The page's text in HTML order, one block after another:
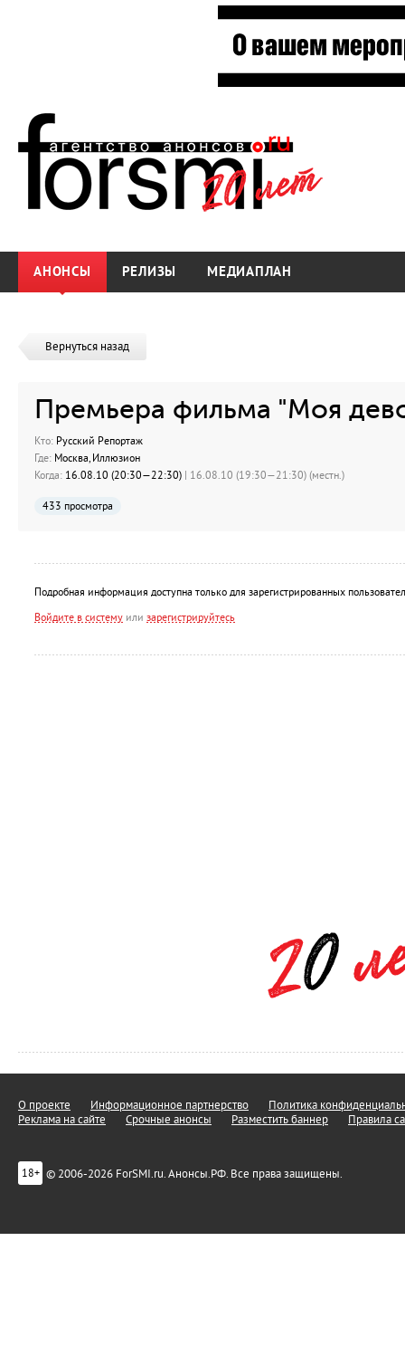
АНОНСЫ РЕЛИЗЫ МЕДИАПЛАН
Вернуться назад
Премьера фильма "Моя
Кто: Русский Репортаж
Где: Москва, Иллюзион
Когда: 16.08.10 (20:30—22:30) | 16.08.10 (19:30—21:30) (местн.)
433 просмотра
Подробная информация доступна только для зарегистрированных
Войдите в систему или зарегистрируйтесь
О проекте Информационное партнерство
Политика
Реклама на сайте
Срочные анонсы Разместить баннер Правила
18+ © 2006-2026 ForSMI.ru. Анонсы.РФ. Все права защищены.